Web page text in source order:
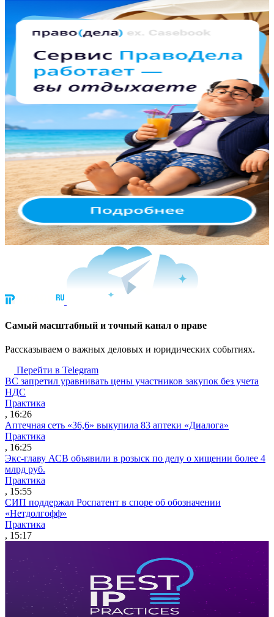
Cамый масштабный и точный канал о праве
Рассказываем о важных деловых и юридических событиях.
Перейти в Telegram
ВС запретил уравнивать цены участников закупок без учета
НДС
Практика
, 16:26
Аптечная сеть «36,6» выкупила 83 аптеки «Диалога»
Практика
, 16:25
Экс-главу АСВ объявили в розыск по делу о хищении более 4
млрд руб.
Практика
, 15:55
СИП поддержал Роспатент в споре об обозначении
«Нетдолгофф»
Практика
, 15:17